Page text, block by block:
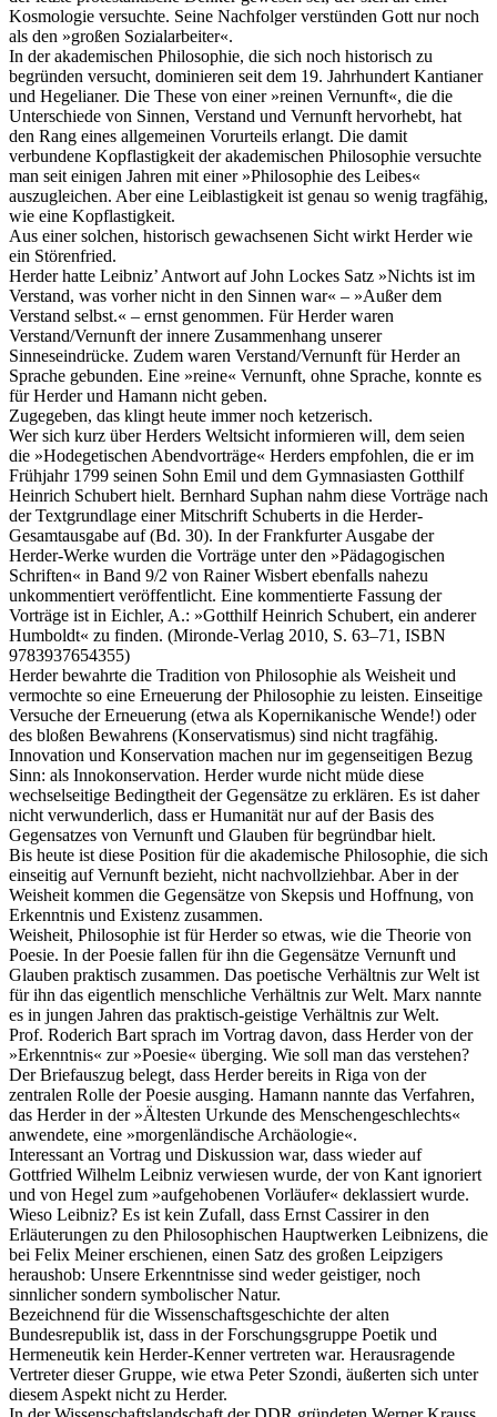
Kosmologie versuchte. Seine Nachfolger verstünden Gott nur noch
als den »großen Sozialarbeiter«.
In der akademischen Philosophie, die sich noch historisch zu
begründen versucht, dominieren seit dem 19. Jahrhundert Kantianer
und Hegelianer. Die These von einer »reinen Vernunft«, die die
Unterschiede von Sinnen, Verstand und Vernunft hervorhebt, hat
den Rang eines allgemeinen Vorurteils erlangt. Die damit
verbundene Kopflastigkeit der akademischen Philosophie versuchte
man seit einigen Jahren mit einer »Philosophie des Leibes«
auszugleichen. Aber eine Leiblastigkeit ist genau so wenig tragfähig,
wie eine Kopflastigkeit.
Aus einer solchen, historisch gewachsenen Sicht wirkt Herder wie
ein Störenfried.
Herder hatte Leibniz’ Antwort auf John Lockes Satz »Nichts ist im
Verstand, was vorher nicht in den Sinnen war« – »Außer dem
Verstand selbst.« – ernst genommen. Für Herder waren
Verstand/Vernunft der innere Zusammenhang unserer
Sinneseindrücke. Zudem waren Verstand/Vernunft für Herder an
Sprache gebunden. Eine »reine« Vernunft, ohne Sprache, konnte es
für Herder und Hamann nicht geben.
Zugegeben, das klingt heute immer noch ketzerisch.
Wer sich kurz über Herders Weltsicht informieren will, dem seien
die »Hodegetischen Abendvorträge« Herders empfohlen, die er im
Frühjahr 1799 seinen Sohn Emil und dem Gymnasiasten Gotthilf
Heinrich Schubert hielt. Bernhard Suphan nahm diese Vorträge nach
der Textgrundlage einer Mitschrift Schuberts in die Herder-
Gesamtausgabe auf (Bd. 30). In der Frankfurter Ausgabe der
Herder-Werke wurden die Vorträge unter den »Pädagogischen
Schriften« in Band 9/2 von Rainer Wisbert ebenfalls nahezu
unkommentiert veröffentlicht. Eine kommentierte Fassung der
Vorträge ist in Eichler, A.: »Gotthilf Heinrich Schubert, ein anderer
Humboldt« zu finden. (Mironde-Verlag 2010, S. 63–71, ISBN
9783937654355)
Herder bewahrte die Tradition von Philosophie als Weisheit und
vermochte so eine Erneuerung der Philosophie zu leisten. Einseitige
Versuche der Erneuerung (etwa als Kopernikanische Wende!) oder
des bloßen Bewahrens (Konservatismus) sind nicht tragfähig.
Innovation und Konservation machen nur im gegenseitigen Bezug
Sinn: als Innokonservation. Herder wurde nicht müde diese
wechselseitige Bedingtheit der Gegensätze zu erklären. Es ist daher
nicht verwunderlich, dass er Humanität nur auf der Basis des
Gegensatzes von Vernunft und Glauben für begründbar hielt.
Bis heute ist diese Position für die akademische Philosophie, die sich
einseitig auf Vernunft bezieht, nicht nachvollziehbar. Aber in der
Weisheit kommen die Gegensätze von Skepsis und Hoffnung, von
Erkenntnis und Existenz zusammen.
Weisheit, Philosophie ist für Herder so etwas, wie die Theorie von
Poesie. In der Poesie fallen für ihn die Gegensätze Vernunft und
Glauben praktisch zusammen. Das poetische Verhältnis zur Welt ist
für ihn das eigentlich menschliche Verhältnis zur Welt. Marx nannte
es in jungen Jahren das praktisch-geistige Verhältnis zur Welt.
Prof. Roderich Bart sprach im Vortrag davon, dass Herder von der
»Erkenntnis« zur »Poesie« überging. Wie soll man das verstehen?
Der Briefauszug belegt, dass Herder bereits in Riga von der
zentralen Rolle der Poesie ausging. Hamann nannte das Verfahren,
das Herder in der »Ältesten Urkunde des Menschengeschlechts«
anwendete, eine »morgenländische Archäologie«.
Interessant an Vortrag und Diskussion war, dass wieder auf
Gottfried Wilhelm Leibniz verwiesen wurde, der von Kant ignoriert
und von Hegel zum »aufgehobenen Vorläufer« deklassiert wurde.
Wieso Leibniz? Es ist kein Zufall, dass Ernst Cassirer in den
Erläuterungen zu den Philosophischen Hauptwerken Leibnizens, die
bei Felix Meiner erschienen, einen Satz des großen Leipzigers
heraushob: Unsere Erkenntnisse sind weder geistiger, noch
sinnlicher sondern symbolischer Natur.
Bezeichnend für die Wissenschaftsgeschichte der alten
Bundesrepublik ist, dass in der Forschungsgruppe Poetik und
Hermeneutik kein Herder-Kenner vertreten war. Herausragende
Vertreter dieser Gruppe, wie etwa Peter Szondi, äußerten sich unter
diesem Aspekt nicht zu Herder.